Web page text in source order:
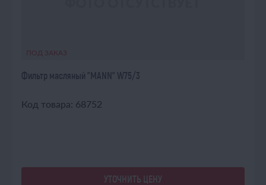
ПОД ЗАКАЗ
Фильтр масляный "MANN" W75/3
Код товара: 68752
УТОЧНИТЬ ЦЕНУ